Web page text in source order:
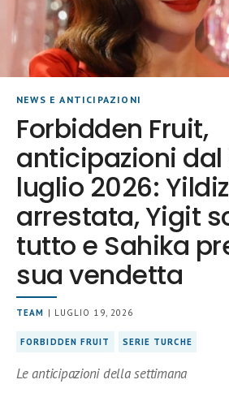
NEWS E ANTICIPAZIONI
Forbidden Fruit,
anticipazioni dal
luglio 2026:
arrestata, Yigit
tutto e Sahika
sua vendetta
TEAM | LUGLIO 19, 2026
FORBIDDEN FRUIT SERIE TURCHE
Le anticipazioni della settimana